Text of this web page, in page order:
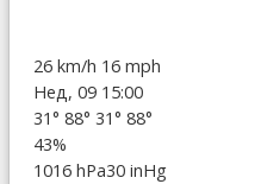
26 km/h 16 mph
Нед, 09 15:00
31° 88° 31° 88°
43%
1016 hPa30 inHg